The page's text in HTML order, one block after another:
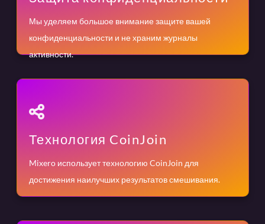
Мы уделяем большое внимание защите вашей
конфиденциальности и не храним журналы
активности.
Технология CoinJoin
Mixero использует технологию CoinJoin для
достижения наилучших результатов смешивания.